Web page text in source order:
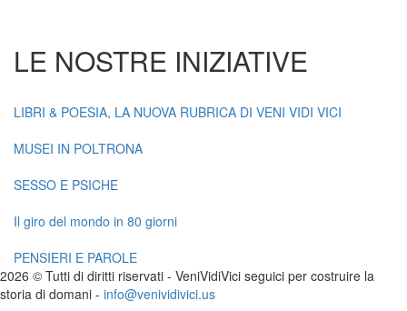
LE NOSTRE INIZIATIVE
LIBRI & POESIA, LA NUOVA RUBRICA DI VENI VIDI VICI
MUSEI IN POLTRONA
SESSO E PSICHE
Il giro del mondo in 80 giorni
PENSIERI E PAROLE
2026 © Tutti di diritti riservati - VeniVidiVici seguici per costruire la
storia di domani - info@venividivici.us